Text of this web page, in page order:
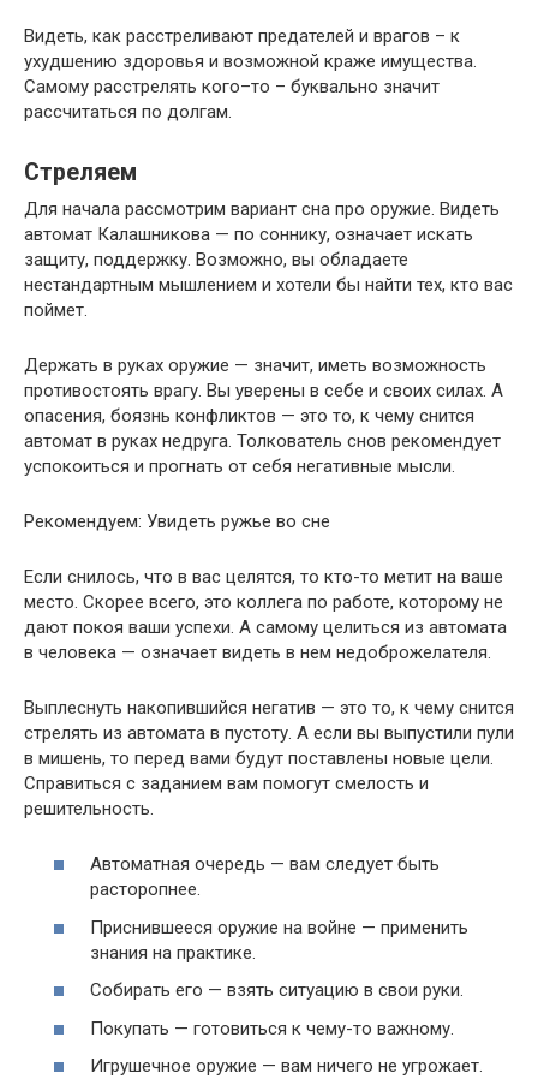
Видеть, как расстреливают предателей и врагов – к
ухудшению здоровья и возможной краже имущества.
Самому расстрелять кого–то – буквально значит
рассчитаться по долгам.
Стреляем
Для начала рассмотрим вариант сна про оружие. Видеть
автомат Калашникова — по соннику, означает искать
защиту, поддержку. Возможно, вы обладаете
нестандартным мышлением и хотели бы найти тех, кто вас
поймет.
Держать в руках оружие — значит, иметь возможность
противостоять врагу. Вы уверены в себе и своих силах. А
опасения, боязнь конфликтов — это то, к чему снится
автомат в руках недруга. Толкователь снов рекомендует
успокоиться и прогнать от себя негативные мысли.
Рекомендуем: Увидеть ружье во сне
Если снилось, что в вас целятся, то кто-то метит на ваше
место. Скорее всего, это коллега по работе, которому не
дают покоя ваши успехи. А самому целиться из автомата
в человека — означает видеть в нем недоброжелателя.
Выплеснуть накопившийся негатив — это то, к чему снится
стрелять из автомата в пустоту. А если вы выпустили пули
в мишень, то перед вами будут поставлены новые цели.
Справиться с заданием вам помогут смелость и
решительность.
Автоматная очередь — вам следует быть
расторопнее.
Приснившееся оружие на войне — применить
знания на практике.
Собирать его — взять ситуацию в свои руки.
Покупать — готовиться к чему-то важному.
Игрушечное оружие — вам ничего не угрожает.